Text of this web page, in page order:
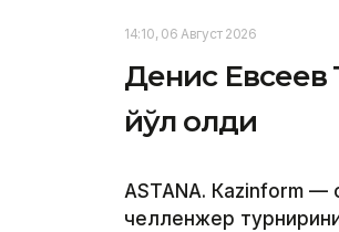
14:10, 06 Август 2026
Денис Евсеев
йўл олди
ASTANА. Кazinform —
челленжер